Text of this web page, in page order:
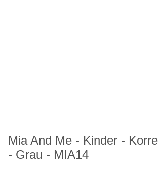
Mia And Me - Kinder -
- Grau - MIA14